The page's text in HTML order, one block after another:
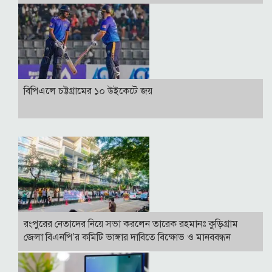
বিপিএলে চট্টগ্রামের ১০ উইকেটে জয়
রংপুরের নেতাদের নিয়ে সভা করলেন তারেক রহমানঃ কুড়িগ্রাম
জেলা বিএনপি’র কমিটি ভাঙ্গার দাবিতে বিক্ষোভ ও মানববন্ধন